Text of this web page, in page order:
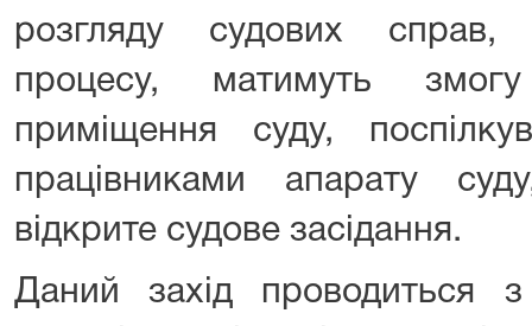
розгляду судових справ,
процесу, матимуть
приміщення суду,
працівниками апарату
відкрите судове засідання.
Даний захід проводиться